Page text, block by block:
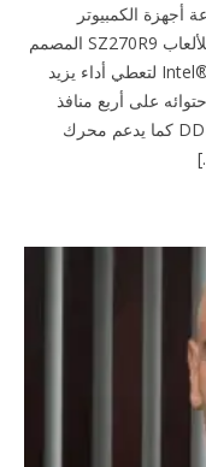
الكمبيوتر
المصغرة النقاب عن أحدث أجهزتها المصغرة للألعاب SZ270R9 المصمم
لتعظيم أداء الجيل السابع من معالجات Intel® Core لتعطي أداء يزيد
على أربع منافذ
ثنائية الموجة للذاكرة من نوع DDR4 2133/2400 كما يدعم محرك